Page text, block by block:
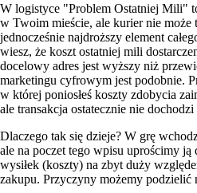
W logistyce "Problem Ostatniej Mili"
w Twoim mieście, ale kurier nie może
jednocześnie najdroższy element
wiesz, że koszt ostatniej mili
docelowy adres jest wyższy niż
marketingu cyfrowym jest podobnie.
w której poniosłeś koszty zdobycia
ale transakcja ostatecznie nie
Dlaczego tak się dzieje? W grę
ale na poczet tego wpisu uprościmy
wysiłek (koszty) na zbyt duży
zakupu. Przyczyny możemy podzielić